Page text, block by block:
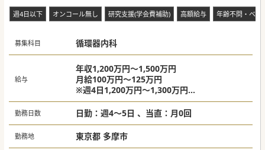
週4日以下 オンコール無し 研究支援(学会費補助) 高額給与 年齢不問・ベテ
募集科目 循環器内科
給与
年収1,200万円～1,500万円
月給100万円～125万円
※週4日1,200万円～1,300万円
※週5日1,300万円～1500万万円
※歩合
出来高実績給の場合：
※週4日1,500万円～2,200万円
※週5日1,800万円～2,600万円
勤務日数 日勤：週4～5日 、当直：月0回
勤務地 東京都 多摩市